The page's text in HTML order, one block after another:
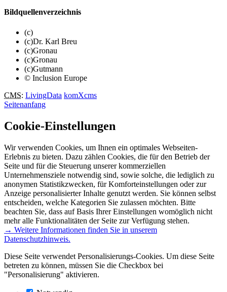
Bildquellenverzeichnis
(c)
(c)Dr. Karl Breu
(c)Gronau
(c)Gronau
(c)Gutmann
© Inclusion Europe
CMS: LivingData komXcms
Seitenanfang
Cookie-Einstellungen
Wir verwenden Cookies, um Ihnen ein optimales Webseiten-
Erlebnis zu bieten. Dazu zählen Cookies, die für den Betrieb der
Seite und für die Steuerung unserer kommerziellen
Unternehmensziele notwendig sind, sowie solche, die lediglich zu
anonymen Statistikzwecken, für Komforteinstellungen oder zur
Anzeige personalisierter Inhalte genutzt werden. Sie können selbst
entscheiden, welche Kategorien Sie zulassen möchten. Bitte
beachten Sie, dass auf Basis Ihrer Einstellungen womöglich nicht
mehr alle Funktionalitäten der Seite zur Verfügung stehen.
→ Weitere Informationen finden Sie in unserem
Datenschutzhinweis.
Diese Seite verwendet Personalisierungs-Cookies. Um diese Seite
betreten zu können, müssen Sie die Checkbox bei
"Personalisierung" aktivieren.